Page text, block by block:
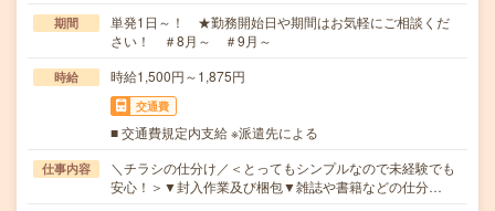
期間
単発1日～！ ★勤務開始日や期間はお気軽にご相談くだ
さい！ ＃8月～ ＃9月～
時給 時給1,500円～1,875円
交通費
■ 交通費規定内支給 ※派遣先による
仕事内容
＼チラシの仕分け／＜とってもシンプルなので未経験でも
安心！＞▼封入作業及び梱包▼雑誌や書籍などの仕分…